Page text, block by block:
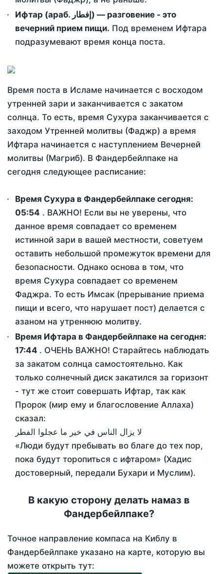
Ифтар (араб. إفطار) — разговение - это
вечерний прием пищи. Под временем Ифтара
подразумевают время конца поста.
Время поста в Исламе начинается с восходом
утренней зари и заканчивается с закатом
солнца. То есть, время Сухура заканчивается с
заходом Утренней молитвы (Фаджр) а время
Ифтара начинается с наступлением Вечерней
молитвы (Магриб). В Фандербейлпаке на
сегодня следующее расписание:
Время Сухура в Фандербейлпаке сегодня:
05:54 . ВАЖНО! Если вы не уверены, что
данное время совпадает со временем
истинной зари в вашей местности, советуем
оставить небольшой промежуток времени для
безопасности. Однако основа в том, что
время Сухура совпадает со временем
Фаджра. То есть Имсак (прерывание приема
пищи и всего, что нарушает пост) делается с
азаном на утреннюю молитву.
Время Ифтара в Фандербейлпаке на сегодня:
17:44 . ОЧЕНЬ ВАЖНО! Старайтесь наблюдать
за закатом солнца самостоятельно. Как
только солнечный диск закатился за горизонт
- тут же стоит совершать Ифтар, так как
Пророк (мир ему и благословение Аллаха)
сказал:
لا يزال الناس في خير ما عجلوا الفطر
«Люди будут пребывать во благе до тех пор,
пока будут торопиться с ифтаром» (Хадис
достоверный, передали Бухари и Муслим).
В какую сторону делать намаз в
Фандербейлпаке?
Точное направление компаса на Киблу в
Фандербейлпаке указано на карте, которую вы
можете открыть тут: